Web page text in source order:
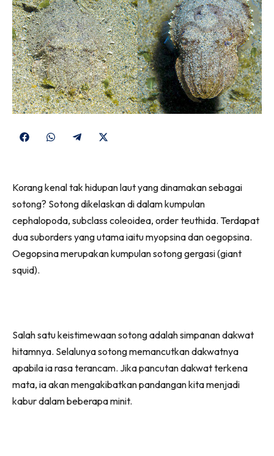
Share
Share
Share
(Twitter)
Korang kenal tak hidupan laut yang dinamakan sebagai
sotong? Sotong dikelaskan di dalam kumpulan
cephalopoda, subclass coleoidea, order teuthida. Terdapat
dua suborders yang utama iaitu myopsina dan oegopsina.
Oegopsina merupakan kumpulan sotong gergasi (giant
squid).
Salah satu keistimewaan sotong adalah simpanan dakwat
hitamnya. Selalunya sotong memancutkan dakwatnya
apabila ia rasa terancam. Jika pancutan dakwat terkena
mata, ia akan mengakibatkan pandangan kita menjadi
kabur dalam beberapa minit.